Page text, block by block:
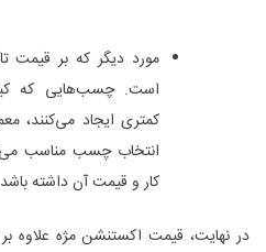
مورد دیگر که بر قیمت
است. چسب‌هایی که
کمتری ایجاد می‌کنند،
انتخاب چسب مناسب
کار و قیمت آن داشته
در نهایت، قیمت اکستنشن مژه علاوه